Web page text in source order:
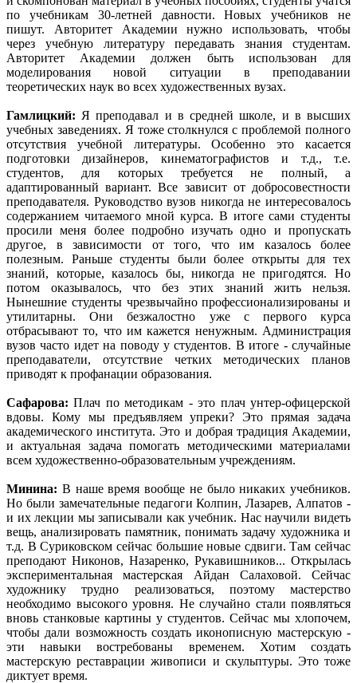
по учебникам 30-летней давности. Новых учебников не
пишут. Авторитет Академии нужно использовать, чтобы
через учебную литературу передавать знания студентам.
Авторитет Академии должен быть использован для
моделирования новой ситуации в преподавании
теоретических наук во всех художественных вузах.
Гамлицкий: Я преподавал и в средней школе, и в высших
учебных заведениях. Я тоже столкнулся с проблемой полного
отсутствия учебной литературы. Особенно это касается
подготовки дизайнеров, кинематографистов и т.д., т.е.
студентов, для которых требуется не полный, а
адаптированный вариант. Все зависит от добросовестности
преподавателя. Руководство вузов никогда не интересовалось
содержанием читаемого мной курса. В итоге сами студенты
просили меня более подробно изучать одно и пропускать
другое, в зависимости от того, что им казалось более
полезным. Раньше студенты были более открыты для тех
знаний, которые, казалось бы, никогда не пригодятся. Но
потом оказывалось, что без этих знаний жить нельзя.
Нынешние студенты чрезвычайно профессионализированы и
утилитарны. Они безжалостно уже с первого курса
отбрасывают то, что им кажется ненужным. Администрация
вузов часто идет на поводу у студентов. В итоге - случайные
преподаватели, отсутствие четких методических планов
приводят к профанации образования.
Сафарова: Плач по методикам - это плач унтер-офицерской
вдовы. Кому мы предъявляем упреки? Это прямая задача
академического института. Это и добрая традиция Академии,
и актуальная задача помогать методическими материалами
всем художественно-образовательным учреждениям.
Минина: В наше время вообще не было никаких учебников.
Но были замечательные педагоги Колпин, Лазарев, Алпатов -
и их лекции мы записывали как учебник. Нас научили видеть
вещь, анализировать памятник, понимать задачу художника и
т.д. В Суриковском сейчас большие новые сдвиги. Там сейчас
преподают Никонов, Назаренко, Рукавишников... Открылась
экспериментальная мастерская Айдан Салаховой. Сейчас
художнику трудно реализоваться, поэтому мастерство
необходимо высокого уровня. Не случайно стали появляться
вновь станковые картины у студентов. Сейчас мы хлопочем,
чтобы дали возможность создать иконописную мастерскую -
эти навыки востребованы временем. Хотим создать
мастерскую реставрации живописи и скульптуры. Это тоже
диктует время.